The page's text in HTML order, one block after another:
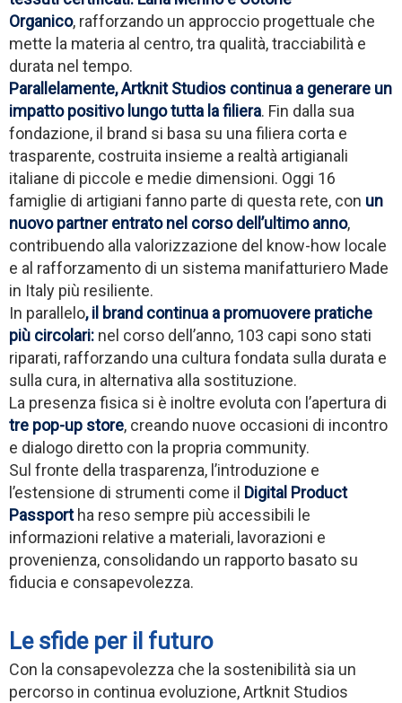
Organico, rafforzando un approccio progettuale che
mette la materia al centro, tra qualità, tracciabilità e
durata nel tempo.
Parallelamente, Artknit Studios continua a generare un
impatto positivo lungo tutta la filiera. Fin dalla sua
fondazione, il brand si basa su una filiera corta e
trasparente, costruita insieme a realtà artigianali
italiane di piccole e medie dimensioni. Oggi 16
famiglie di artigiani fanno parte di questa rete, con un
nuovo partner entrato nel corso dell’ultimo anno,
contribuendo alla valorizzazione del know-how locale
e al rafforzamento di un sistema manifatturiero Made
in Italy più resiliente.
In parallelo, il brand continua a promuovere pratiche
più circolari: nel corso dell’anno, 103 capi sono stati
riparati, rafforzando una cultura fondata sulla durata e
sulla cura, in alternativa alla sostituzione.
La presenza fisica si è inoltre evoluta con l’apertura di
tre pop-up store, creando nuove occasioni di incontro
e dialogo diretto con la propria community.
Sul fronte della trasparenza, l’introduzione e
l’estensione di strumenti come il Digital Product
Passportha reso sempre più accessibili le
informazioni relative a materiali, lavorazioni e
provenienza, consolidando un rapporto basato su
fiducia e consapevolezza.
Le sfide per il futuro
Con la consapevolezza che la sostenibilità sia un
percorso in continua evoluzione, Artknit Studios